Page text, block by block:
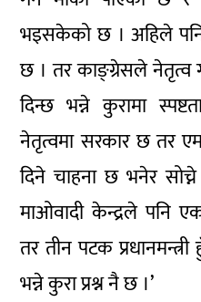
भइसकेको छ । अहिले
छ । तर काङ्ग्रेसले नेतृत्व
दिन्छ भन्ने कुरामा
नेतृत्वमा सरकार छ तर
दिने चाहना छ भनेर सोच्ने
माओवादी केन्द्रले पनि
तर तीन पटक
भन्ने कुरा प्रश्न नै छ ।’